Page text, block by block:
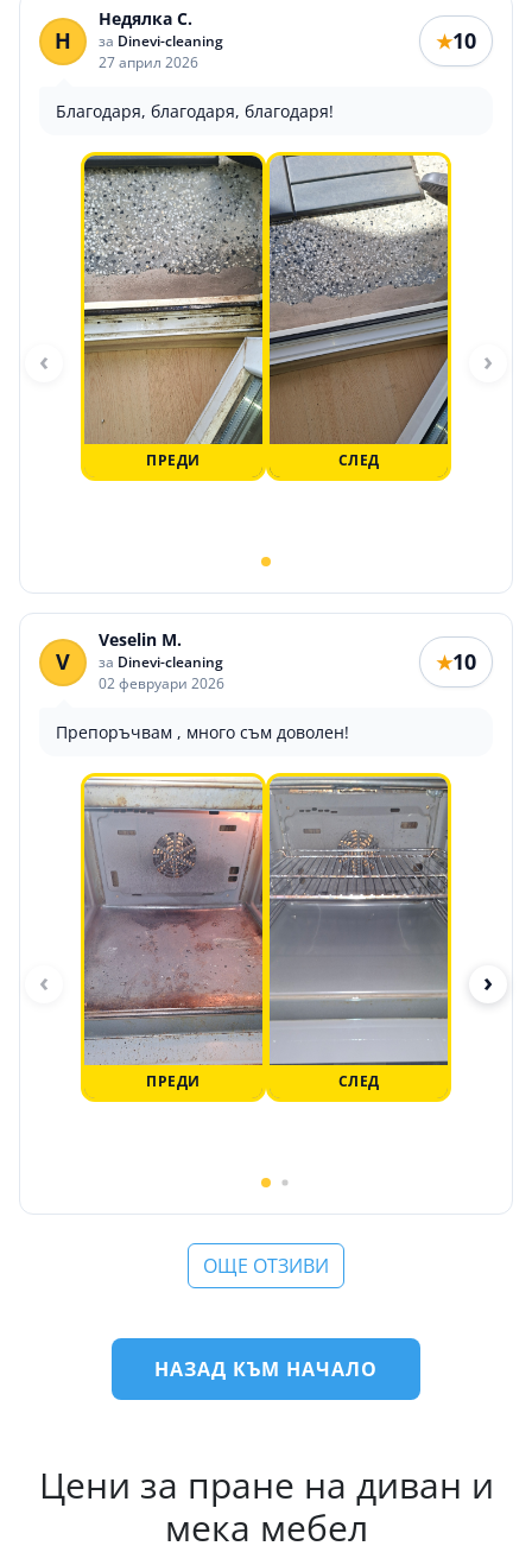
Н
Недялка С.
за Dinevi-cleaning
27 април 2026
★10
Благодаря, благодаря, благодаря!
ПРЕДИ СЛЕД
‹ ›
V
Veselin M.
за Dinevi-cleaning
02 февруари 2026
★10
Препоръчвам , много съм доволен!
ПРЕДИ СЛЕД
‹ ›
ОЩЕ ОТЗИВИ
НАЗАД КЪМ НАЧАЛО
Цени за пране на диван и
мека мебел